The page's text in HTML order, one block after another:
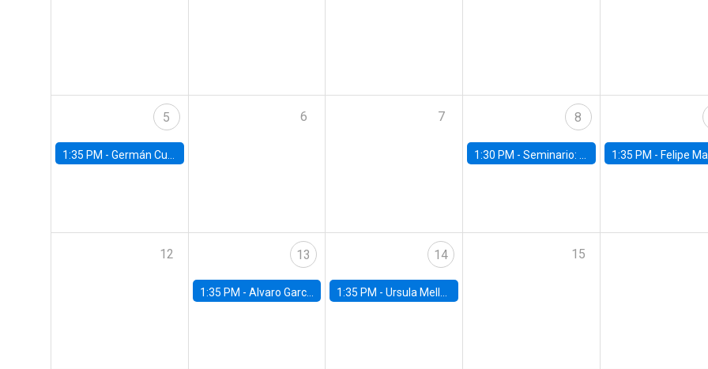
5
1:35 PM - Germán Cubas, University of Houston
6 7 8
1:30 PM -Seminario: “Recuperando la humanidad para progresar en la era de la IA» 1:35 PM - Felipe Martínez, alumno Doctorado en
12 13
1:35 PM - Alvaro Garcia-Marin, Universidad de Los Andes
14
1:35 PM -Ursula Mello, Insper - Institute of Education and Research
15